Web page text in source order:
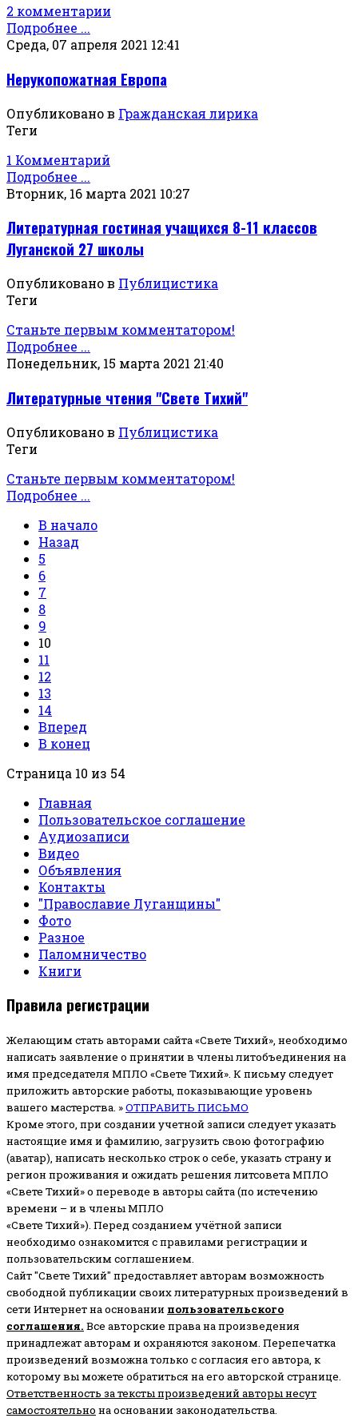
2 комментарии
Подробнее ...
Среда, 07 апреля 2021 12:41
Нерукопожатная Европа
Опубликовано в Гражданская лирика
Теги
1 Комментарий
Подробнее ...
Вторник, 16 марта 2021 10:27
Литературная гостиная учащихся 8-11 классов
Луганской 27 школы
Опубликовано в Публицистика
Теги
Станьте первым комментатором!
Подробнее ...
Понедельник, 15 марта 2021 21:40
Литературные чтения "Свете Тихий"
Опубликовано в Публицистика
Теги
Станьте первым комментатором!
Подробнее ...
В начало
Назад
5
6
7
8
9
10
11
12
13
14
Вперед
В конец
Страница 10 из 54
Главная
Пользовательское соглашение
Аудиозаписи
Видео
Объявления
Контакты
"Православие Луганщины"
Фото
Разное
Паломничество
Книги
Правила регистрации
Желающим стать авторами сайта «Свете Тихий», необходимо
написать заявление о принятии в члены литобъединения на
имя председателя МПЛО «Свете Тихий». К письму следует
приложить авторские работы, показывающие уровень
вашего мастерства. »ОТПРАВИТЬ ПИСЬМО
Кроме этого, при создании учетной записи следует указать
настоящие имя и фамилию, загрузить свою фотографию
(аватар), написать несколько строк о себе, указать страну и
регион проживания и ожидать решения литсовета МПЛО
«Свете Тихий» о переводе в авторы сайта (по истечению
времени – и в члены МПЛО
«Свете Тихий»). Перед созданием учётной записи
необходимо ознакомится с правилами регистрации и
пользовательским соглашением.
Сайт "Свете Тихий" предоставляет авторам возможность
свободной публикации своих литературных произведений в
сети Интернет на основании пользовательского
соглашения. Все авторские права на произведения
принадлежат авторам и охраняются законом. Перепечатка
произведений возможна только с согласия его автора, к
которому вы можете обратиться на его авторской странице.
Ответственность за тексты произведений авторы несут
самостоятельно на основании законодательства.